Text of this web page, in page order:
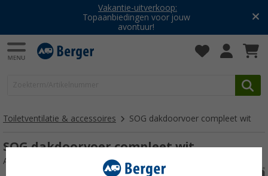
Vakantie-uitverkoop:
Topaanbiedingen voor jouw
avontuur!
Toiletventilatie & accessoires SOG dakdoorvoer compleet wit
SOG dakdoorvoer compleet wit
Artikelnr: 555062